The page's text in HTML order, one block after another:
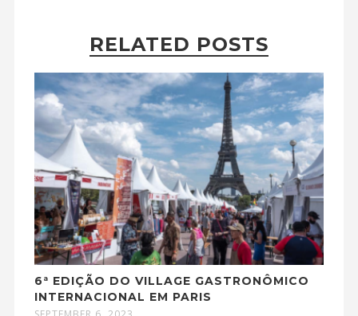
RELATED POSTS
6ª EDIÇÃO DO VILLAGE GASTRONÔMICO
INTERNACIONAL EM PARIS